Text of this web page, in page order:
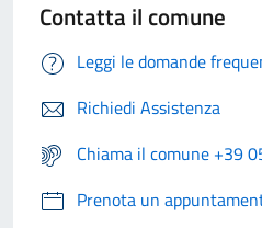
Contatta il comune
Leggi le domande
Richiedi Assistenza
Chiama il comune +39
Prenota un